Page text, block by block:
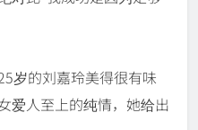
岁的刘嘉玲美得很有味
爱人至上的纯情，她给出